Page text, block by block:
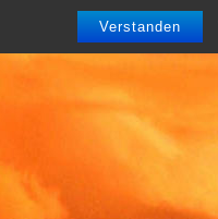
Verstanden